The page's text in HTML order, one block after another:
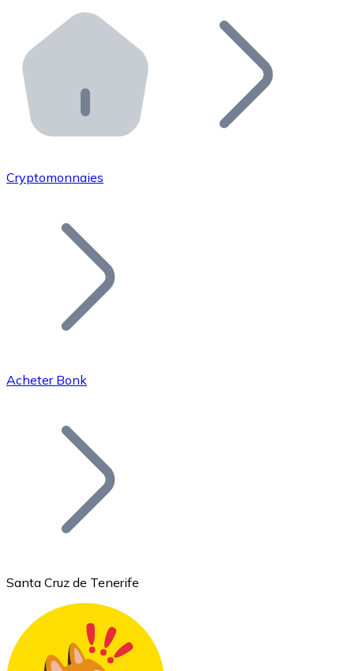
Distributeurs automatiques Bitnovo
Intégrez un ATM Bitnovo dans votre entreprise et
API Bitnovo
Intégrez notre API dans votre écosystème.
Rejoignez notre réseau de distributeurs et
Ajoutez le token de votre projet à notre service
Bitcoin
Ethereum
Cryptomonnaies
Acheter Bonk
Santa Cruz de Tenerife